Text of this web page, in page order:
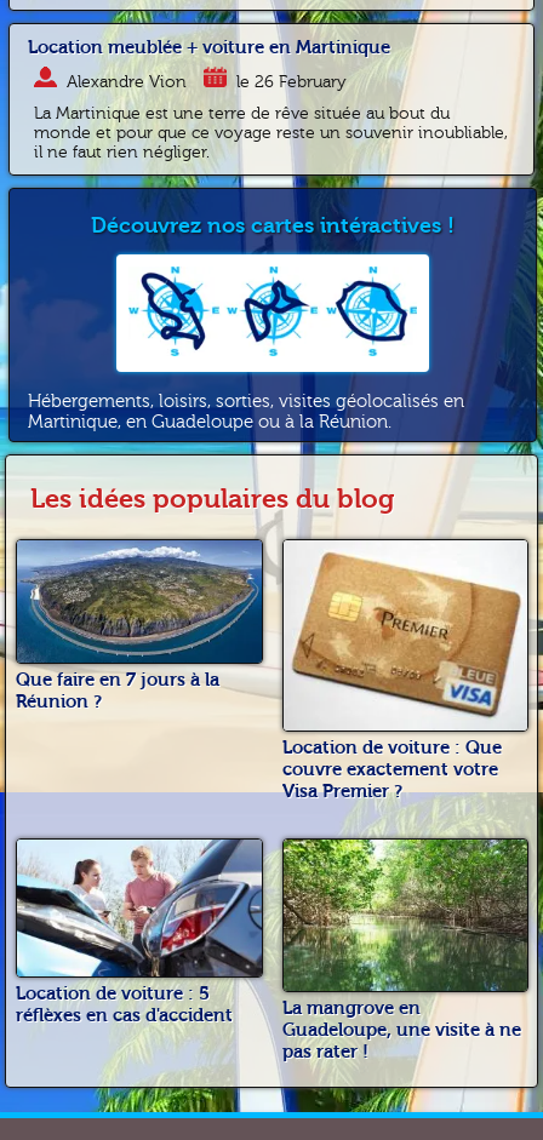
Location meublée + voiture en Martinique
Alexandre Vion
le 26 February
La Martinique est une terre de rêve située au bout du
monde et pour que ce voyage reste un souvenir inoubliable,
il ne faut rien négliger.
Découvrez nos cartes intéractives !
Hébergements, loisirs, sorties, visites géolocalisés en
Martinique, en Guadeloupe ou à la Réunion.
Les idées populaires du blog
Que faire en 7 jours à la
Réunion ?
Location de voiture : Que
couvre exactement votre
Visa Premier ?
Location de voiture : 5
réflèxes en cas d'accident
La mangrove en
Guadeloupe, une visite à ne
pas rater !